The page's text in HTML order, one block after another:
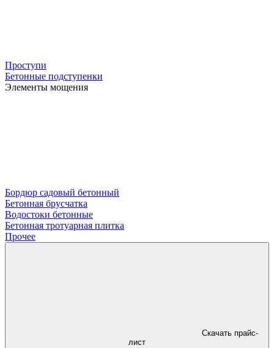
Проступи
Бетонные подступенки
Элементы мощения
Бордюр садовый бетонный
Бетонная брусчатка
Водостоки бетонные
Бетонная тротуарная плитка
Прочее
Скачать прайс-
лист